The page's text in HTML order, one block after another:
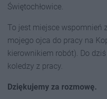
Świętochłowice.
To jest miejsce wspomnień
mojego ojca do pracy na
kierownikiem robót). Do
koledzy z pracy.
Dziękujemy za rozmowę.